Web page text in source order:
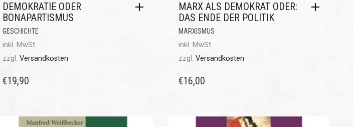
DEMOKRATIE ODER
BONAPARTISMUS
GESCHICHTE
inkl. MwSt.
zzgl. Versandkosten
€19,90
MARX ALS DEMOKRAT ODER:
DAS ENDE DER POLITIK
MARXISMUS
inkl. MwSt.
zzgl. Versandkosten
€16,00